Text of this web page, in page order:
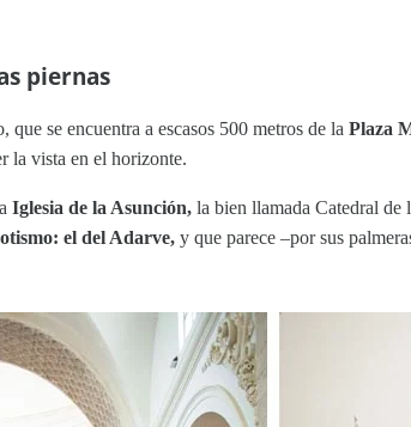
piernas
se encuentra a escasos 500 metros de la Plaza
la vista en el horizonte.
Iglesia de la Asunción, la bien llamada Catedral de
el del Adarve, y que parece –por sus